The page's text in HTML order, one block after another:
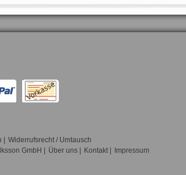
Widerrufsrecht / Umtausch
GmbH Über uns Kontakt Impressum